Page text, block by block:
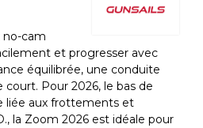
no-cam
et progresser avec
équilibrée, une conduite
Pour 2026, le bas de
liée aux frottements et
la Zoom 2026 est idéale pour